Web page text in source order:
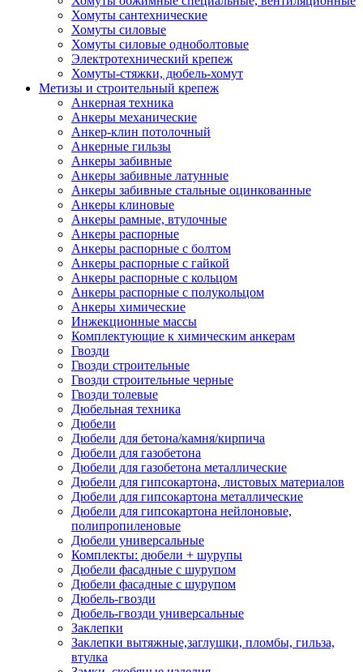
Хомуты сантехнические
Хомуты силовые
Хомуты силовые одноболтовые
Электротехнический крепеж
Хомуты-стяжки, дюбель-хомут
Метизы и строительный крепеж
Анкерная техника
Анкеры механические
Анкер-клин потолочный
Анкерные гильзы
Анкеры забивные
Анкеры забивные латунные
Анкеры забивные стальные оцинкованные
Анкеры клиновые
Анкеры рамные, втулочные
Анкеры распорные
Анкеры распорные с болтом
Анкеры распорные с гайкой
Анкеры распорные с кольцом
Анкеры распорные с полукольцом
Анкеры химические
Инжекционные массы
Комплектующие к химическим анкерам
Гвозди
Гвозди строительные
Гвозди строительные черные
Гвозди толевые
Дюбельная техника
Дюбели
Дюбели для бетона/камня/кирпича
Дюбели для газобетона
Дюбели для газобетона металлические
Дюбели для гипсокартона, листовых материалов
Дюбели для гипсокартона металлические
Дюбели для гипсокартона нейлоновые,
полипропиленовые
Дюбели универсальные
Комплекты: дюбели + шурупы
Дюбели фасадные с шурупом
Дюбели фасадные с шурупом
Дюбель-гвозди
Дюбель-гвозди универсальные
Заклепки
Заклепки вытяжные,заглушки, пломбы, гильза,
втулка